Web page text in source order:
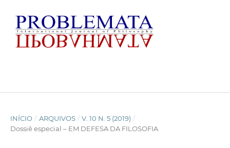
INÍCIO / ARQUIVOS / V. 10 N. 5 (2019) /
Dossiê especial – EM DEFESA DA FILOSOFIA